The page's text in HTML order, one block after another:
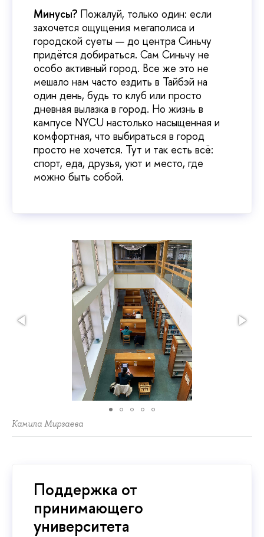
Минусы? Пожалуй, только один: если
захочется ощущения мегаполиса и
городской суеты — до центра Синьчу
придётся добираться. Сам Синьчу не
особо активный город. Все же это не
мешало нам часто ездить в Тайбэй на
один день, будь то клуб или просто
дневная вылазка в город. Но жизнь в
кампусе NYCU настолько насыщенная и
комфортная, что выбираться в город
просто не хочется. Тут и так есть всё:
спорт, еда, друзья, уют и место, где
можно быть собой.
Камила Мирзаева
Поддержка от
принимающего
университета